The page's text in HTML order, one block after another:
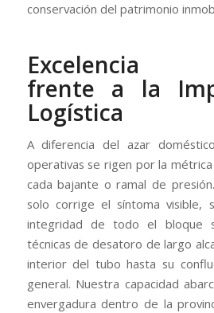
conservación del patrimonio
Excelencia
frente a la
Logística
A diferencia del azar
operativas se rigen por la métrica
cada bajante o ramal de
solo corrige el síntoma visible,
integridad de todo el bloque
técnicas de desatoro de largo
interior del tubo hasta su
general. Nuestra capacidad
envergadura dentro de la